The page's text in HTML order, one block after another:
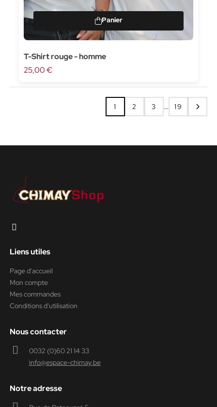
T-Shirt rouge - homme
25,00 €
1 2 3 … 19
Liens utiles
Page d'accueil
Mon compte
Mes commandes
Conditions d'utilisation
Nous contacter
0032 (0)60 21 14 33
info@espace-chimay.be
Notre adresse